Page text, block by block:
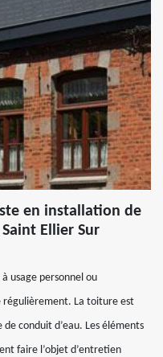
en installation de
Ellier Sur
usage personnel ou
régulièrement. La toiture est
conduit d’eau. Les éléments
faire l’objet d’entretien